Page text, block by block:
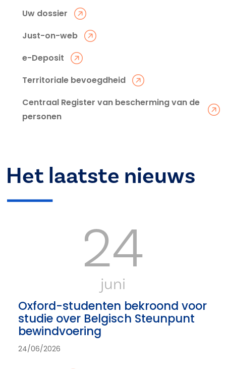
Uw dossier
Just-on-web
e-Deposit
Territoriale bevoegdheid
Centraal Register van bescherming van de
personen
Het laatste nieuws
24
juni
Oxford-studenten bekroond voor
studie over Belgisch Steunpunt
bewindvoering
24/06/2026